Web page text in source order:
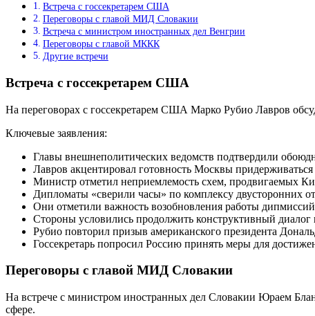
Встреча с госсекретарем США
Переговоры с главой МИД Словакии
Встреча с министром иностранных дел Венгрии
Переговоры с главой МККК
Другие встречи
Встреча с госсекретарем США
На переговорах с госсекретарем США Марко Рубио Лавров
Ключевые заявления:
Главы внешнеполитических ведомств подтвердили
Лавров акцентировал готовность Москвы
Министр отметил неприемлемость схем, продвигаемых
Дипломаты «сверили часы» по комплексу двусторонних
Они отметили важность возобновления работы
Стороны условились продолжить конструктивный
Рубио повторил призыв американского президента
Госсекретарь попросил Россию принять меры для
Переговоры с главой МИД Словакии
На встрече с министром иностранных дел Словакии Юраем
сфере.